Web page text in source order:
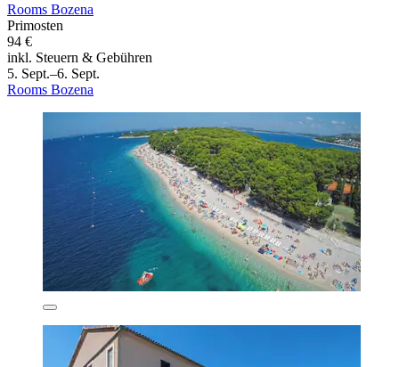
Rooms Bozena
Primosten
94 €
inkl. Steuern & Gebühren
5. Sept.–6. Sept.
Rooms Bozena